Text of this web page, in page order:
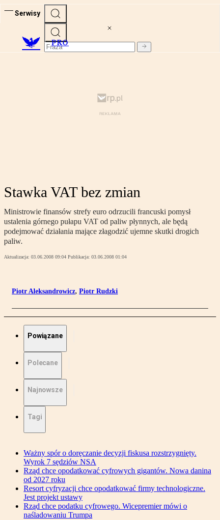
Serwisy
PRO
Stawka VAT bez zmian
Ministrowie finansów strefy euro odrzucili francuski pomysł
ustalenia górnego pułapu VAT od paliw płynnych, ale będą
podejmować działania mające złagodzić ujemne skutki drogich
paliw.
Aktualizacja: 03.06.2008 09:04 Publikacja: 03.06.2008 01:04
Piotr Aleksandrowicz, Piotr Rudzki
Powiązane
Polecane
Najnowsze
Tagi
Ważny spór o doręczanie decyzji fiskusa rozstrzygnięty.
Wyrok 7 sędziów NSA
Rząd chce opodatkować cyfrowych gigantów. Nowa danina
od 2027 roku
Resort cyfryzacji chce opodatkować firmy technologiczne.
Jest projekt ustawy
Rząd chce podatku cyfrowego. Wicepremier mówi o
naśladowaniu Trumpa